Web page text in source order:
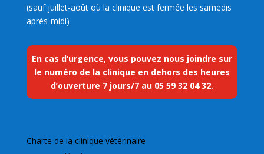
(sauf juillet-août où la clinique est fermée les samedis
après-midi)
En cas d’urgence, vous pouvez nous joindre sur
le numéro de la clinique en dehors des heures
d’ouverture 7 jours/7 au 05 59 32 04 32.
Charte de la clinique vétérinaire